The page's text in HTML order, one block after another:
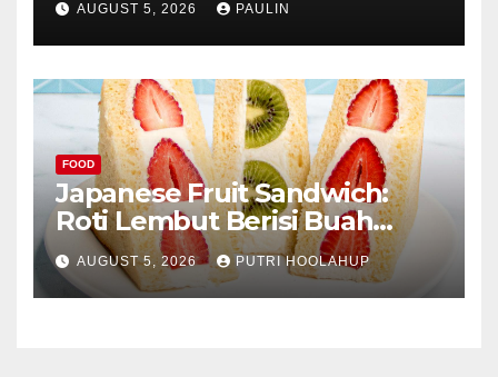
AUGUST 5, 2026 PAULIN
FOOD
Japanese Fruit Sandwich:
Roti Lembut Berisi Buah
Segar yang Memikat Selera
AUGUST 5, 2026 PUTRI HOOLAHUP